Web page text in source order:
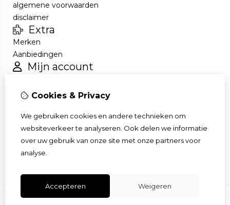
algemene voorwaarden
disclaimer
Extra
Merken
Aanbiedingen
Mijn account
Bestelhistorie
Nieuwsbrief
Klantenservice
Contact
Sitemap
Cookies & Privacy
We gebruiken cookies en andere technieken om
websiteverkeer te analyseren. Ook delen we informatie
over uw gebruik van onze site met onze partners voor
analyse.
Accepteren Weigeren